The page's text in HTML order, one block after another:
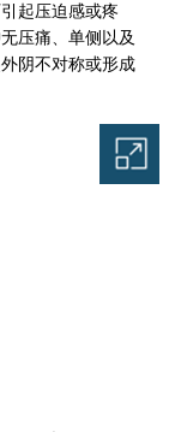
起压迫感或疼
压痛、单侧以及
阴不对称或形成